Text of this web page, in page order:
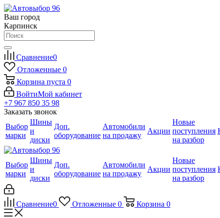
Ваш город
Карпинск
Сравнение0
Отложенные 0
Корзина пуста 0
ВойтиМой кабинет
+7 967 850 35 98
Заказать звонок
Выбор
марки
Шины
и
диски
Доп.
оборудование
Автомобили
на продажу
Акции
Новые
поступления
на разбор
Выбор
марки
Шины
и
диски
Доп.
оборудование
Автомобили
на продажу
Акции
Новые
поступления
на разбор
Сравнение0 Отложенные 0 Корзина 0